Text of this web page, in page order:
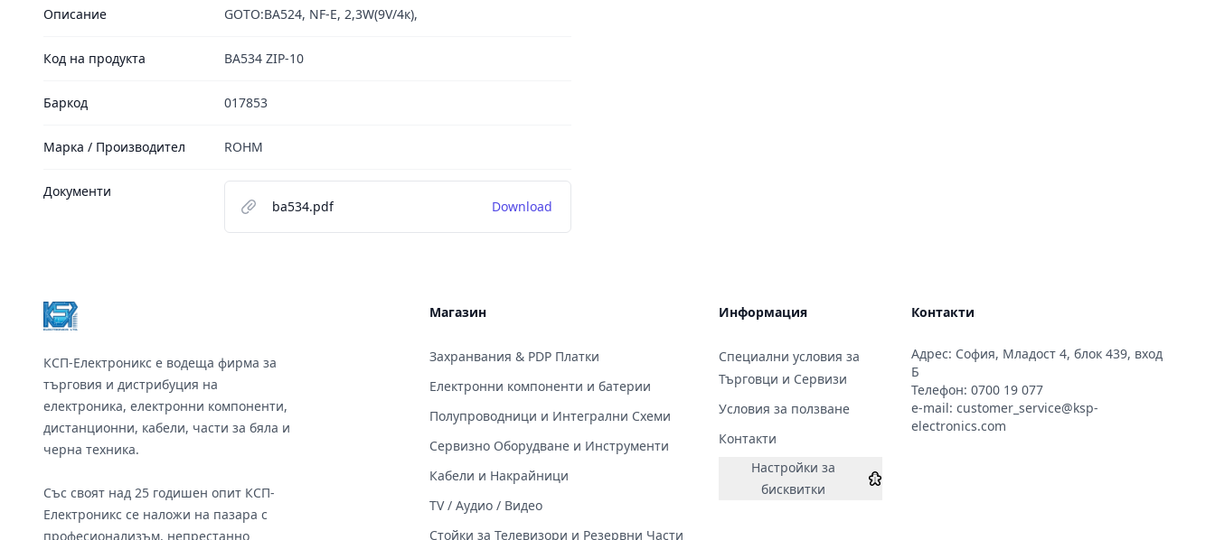
Описание GOTO:BA524, NF-E, 2,3W(9V/4к),
Код на продукта BA534 ZIP-10
Баркод 017853
Марка / Производител ROHM
Документи
ba534.pdf
Download
КСП-Електроникс е водеща фирма за
търговия и дистрибуция на
електроника, електронни компоненти,
дистанционни, кабели, части за бяла и
черна техника.
Със своят над 25 годишен опит КСП-
Електроникс се наложи на пазара с
професионализъм, непрестанно
Магазин
Захранвания & PDP Платки
Електронни компоненти и батерии
Полупроводници и Интегрални Схеми
Сервизно Оборудване и Инструменти
Кабели и Накрайници
TV / Аудио / Видео
Стойки за Телевизори и Резервни Части
Информация
Специални условия за
Търговци и Сервизи
Условия за ползване
Контакти
Настройки за
бисквитки
Контакти
Адрес: София, Младост 4, блок 439, вход
Б
Телефон: 0700 19 077
e-mail: customer_service@ksp-
electronics.com